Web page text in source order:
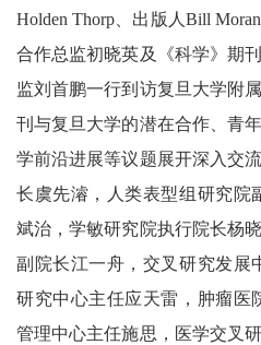
Holden Thorp、出版人Bill
合作总监初晓英及《科学》期
监刘首鹏一行到访复旦大学附
刊与复旦大学的潜在合作、青
学前沿进展等议题展开深入交
长虞先濬，人类表型组研究院
斌治，学敏研究院执行院长杨
副院长江一舟，交叉研究发展
研究中心主任应天雷，肿瘤医
管理中心主任施思，医学交叉